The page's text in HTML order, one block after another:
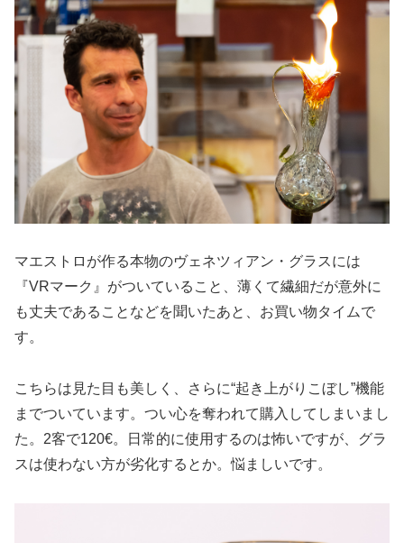
マエストロが作る本物のヴェネツィアン・グラスには
『VRマーク』がついていること、薄くて繊細だが意外に
も丈夫であることなどを聞いたあと、お買い物タイムで
す。
こちらは見た目も美しく、さらに“起き上がりこぼし”機能
までついています。つい心を奪われて購入してしまいまし
た。2客で120€。日常的に使用するのは怖いですが、グラ
スは使わない方が劣化するとか。悩ましいです。